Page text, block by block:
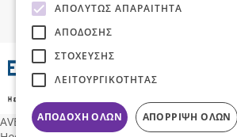
AVENTIS SHOESΔ/νση: Ηροδότου 96, Νέα
ΑΠΟΛΎΤΩΣ ΑΠΑΡΑΊΤΗΤΑ
ΑΠΌΔΟΣΗΣ
ΣΤΌΧΕΥΣΗΣ
ΛΕΙΤΟΥΡΓΙΚΌΤΗΤΑΣ
ΑΠΟΔΟΧΉ ΌΛΩΝ ΑΠΌΡΡΙΨΗ ΌΛΩΝ